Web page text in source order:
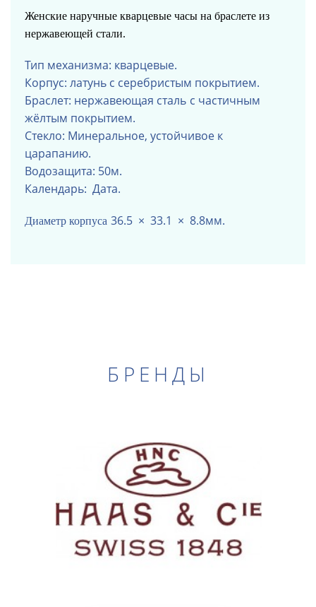
Женские наручные кварцевые часы на браслете из
нержавеющей стали.
Тип механизма: кварцевые.
Корпус: латунь с серебристым покрытием.
Браслет: нержавеющая сталь с частичным
жёлтым покрытием.
Стекло: Минеральное, устойчивое к
царапанию.
Водозащита: 50м.
Календарь: Дата.
Диаметр корпуса 36.5 × 33.1 × 8.8мм.
БРЕНДЫ